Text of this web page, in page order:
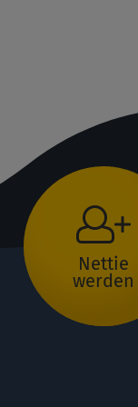
Nettie
werden